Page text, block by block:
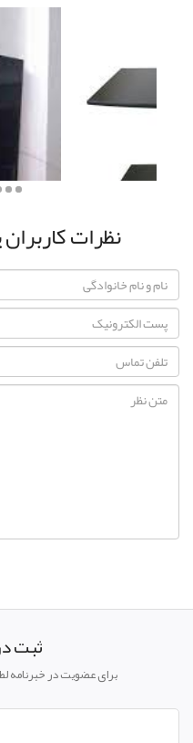
نظرات
ثبت
برای عضویت در خبرنامه